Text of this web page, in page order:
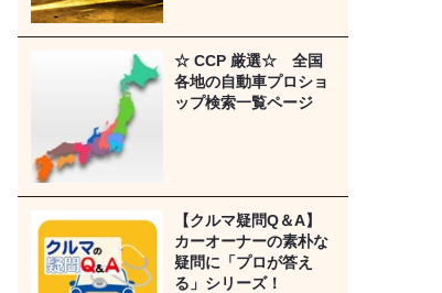
☆ CCP 厳選☆ 全国
各地の自動車プロショ
ップ検索一覧ページ
【クルマ疑問Q＆A】
カーオーナーの素朴な
疑問に「プロが答え
る」シリーズ！